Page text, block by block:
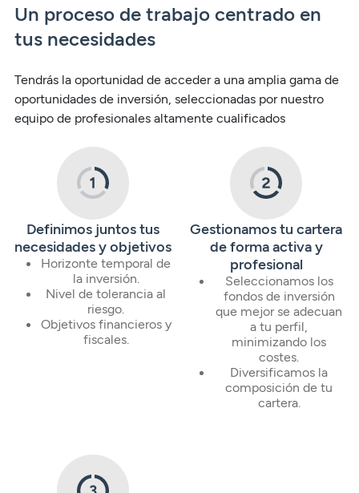
Un proceso de trabajo centrado en
tus necesidades
Tendrás la oportunidad de acceder a una amplia gama de
oportunidades de inversión, seleccionadas por nuestro
equipo de profesionales altamente cualificados
Definimos juntos tus
necesidades y objetivos
Horizonte temporal de
la inversión.
Nivel de tolerancia al
riesgo.
Objetivos financieros y
fiscales.
Gestionamos tu cartera
de forma activa y
profesional
Seleccionamos los
fondos de inversión
que mejor se adecuan
a tu perfil,
minimizando los
costes.
Diversificamos la
composición de tu
cartera.